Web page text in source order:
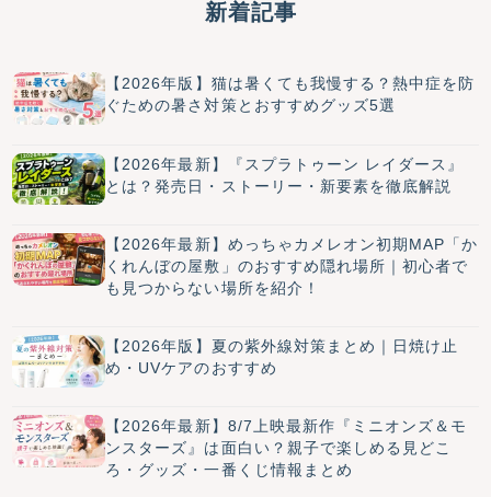
新着記事
【2026年版】猫は暑くても我慢する？熱中症を防
ぐための暑さ対策とおすすめグッズ5選
【2026年最新】『スプラトゥーン レイダース』
とは？発売日・ストーリー・新要素を徹底解説
【2026年最新】めっちゃカメレオン初期MAP「か
くれんぼの屋敷」のおすすめ隠れ場所｜初心者で
も見つからない場所を紹介！
【2026年版】夏の紫外線対策まとめ｜日焼け止
め・UVケアのおすすめ
【2026年最新】8/7上映最新作『ミニオンズ＆モ
ンスターズ』は面白い？親子で楽しめる見どこ
ろ・グッズ・一番くじ情報まとめ